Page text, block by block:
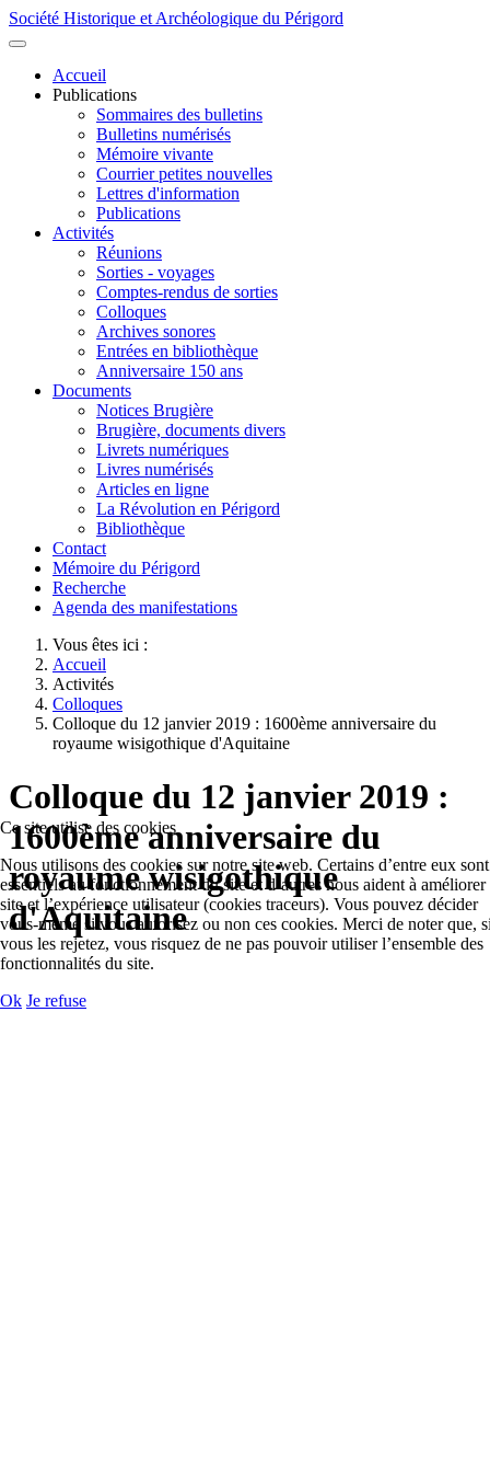
Société Historique et Archéologique du Périgord
Accueil
Publications
Sommaires des bulletins
Bulletins numérisés
Mémoire vivante
Courrier petites nouvelles
Lettres d'information
Publications
Activités
Réunions
Sorties - voyages
Comptes-rendus de sorties
Colloques
Archives sonores
Entrées en bibliothèque
Anniversaire 150 ans
Documents
Notices Brugière
Brugière, documents divers
Livrets numériques
Livres numérisés
Articles en ligne
La Révolution en Périgord
Bibliothèque
Contact
Mémoire du Périgord
Recherche
Agenda des manifestations
Vous êtes ici :
Accueil
Activités
Colloques
Colloque du 12 janvier 2019 : 1600ème anniversaire du
royaume wisigothique d'Aquitaine
Colloque du 12 janvier 2019 :
1600ème anniversaire du
royaume wisigothique
d'Aquitaine
Ce site utilise des cookies
Nous utilisons des cookies sur notre site web. Certains d’entre eux sont
essentiels au fonctionnement du site et d’autres nous aident à améliorer
site et l’expérience utilisateur (cookies traceurs). Vous pouvez décider
vous-même si vous autorisez ou non ces cookies. Merci de noter que,
vous les rejetez, vous risquez de ne pas pouvoir utiliser l’ensemble des
fonctionnalités du site.
Ok Je refuse